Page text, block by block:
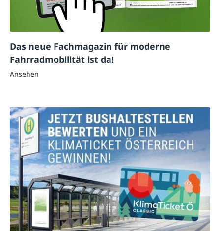
Das neue Fachmagazin für moderne
Fahrradmobilität ist da!
Ansehen